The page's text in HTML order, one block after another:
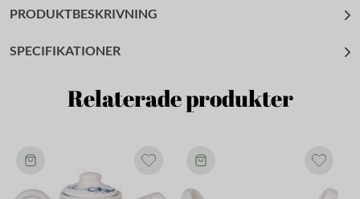
PRODUKTBESKRIVNING
SPECIFIKATIONER
Relaterade produkter